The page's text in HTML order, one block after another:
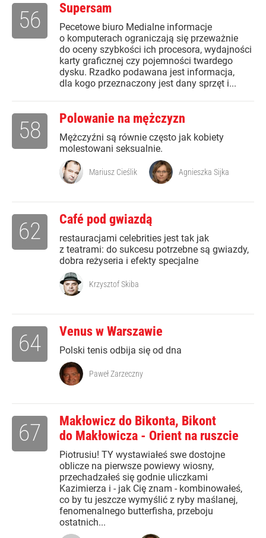
Supersam
Pecetowe biuro Medialne informacje
o komputerach ograniczają się przeważnie
do oceny szybkości ich procesora, wydajności
karty graficznej czy pojemności twardego
dysku. Rzadko podawana jest informacja,
dla kogo przeznaczony jest dany sprzęt i...
56
Polowanie na mężczyzn
Mężczyźni są równie często jak kobiety
molestowani seksualnie.
58
Mariusz Cieślik Agnieszka Sijka
Café pod gwiazdą
restauracjami celebrities jest tak jak
z teatrami: do sukcesu potrzebne są gwiazdy,
dobra reżyseria i efekty specjalne
62
Krzysztof Skiba
Venus w Warszawie
Polski tenis odbija się od dna
64
Paweł Zarzeczny
Makłowicz do Bikonta, Bikont
do Makłowicza - Orient na ruszcie
Piotrusiu! TY wystawiałeś swe dostojne
oblicze na pierwsze powiewy wiosny,
przechadzałeś się godnie uliczkami
Kazimierza i - jak Cię znam - kombinowałeś,
co by tu jeszcze wymyślić z ryby maślanej,
fenomenalnego butterfisha, przeboju
ostatnich...
67